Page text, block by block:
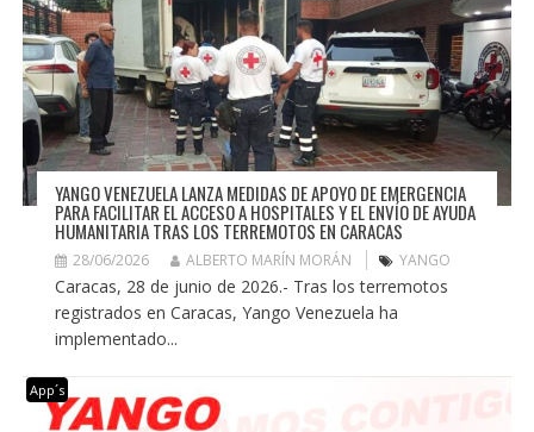
YANGO VENEZUELA LANZA MEDIDAS DE APOYO DE EMERGENCIA
PARA FACILITAR EL ACCESO A HOSPITALES Y EL ENVÍO DE AYUDA
HUMANITARIA TRAS LOS TERREMOTOS EN CARACAS
28/06/2026 ALBERTO MARÍN MORÁN YANGO
Caracas, 28 de junio de 2026.- Tras los terremotos
registrados en Caracas, Yango Venezuela ha
implementado...
App´s